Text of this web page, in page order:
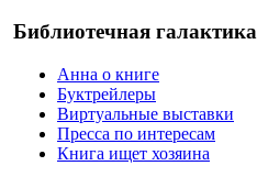
Библиотечная галактика
Анна о книге
Буктрейлеры
Виртуальные выставки
Пресса по интересам
Книга ищет хозяина